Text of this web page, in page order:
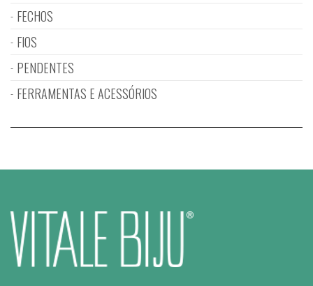
FECHOS
FIOS
PENDENTES
FERRAMENTAS E ACESSÓRIOS